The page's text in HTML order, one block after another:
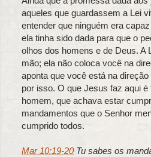
aqueles que guardassem a Lei
entender que ninguém era
ela tinha sido dada para que o
olhos dos homens e de Deus. A
mão; ela não coloca você na
aponta que você está na
por isso. O que Jesus faz aqui
homem, que achava estar
mandamentos que o Senhor
cumprido todos.
Mar 10:19-20Tu sabes os